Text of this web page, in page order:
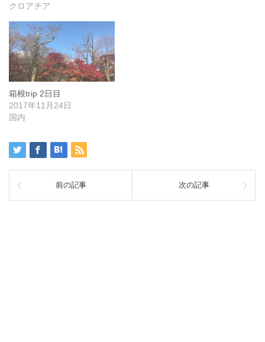
クロアチア
箱根trip 2日目
2017年11月24日
国内
前の記事 次の記事